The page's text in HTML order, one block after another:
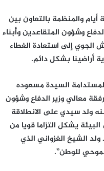
والمنظمة بالتعاون بين
وشؤون المتقاعدين وأبناء
الجوي إلى استعادة الغطاء
أراضينا بشكل دائم.
السيدة مسعوده
معالي وزير الدفاع وشؤون
ولد سيدي على الانطلاقة
يشكل التزاما قويا من
الشيخ الغزواني الذي
للوطن”.